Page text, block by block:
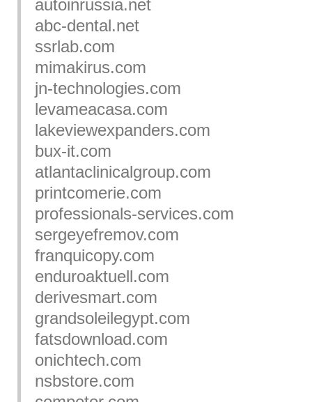
autoinrussia.net
abc-dental.net
ssrlab.com
mimakirus.com
jn-technologies.com
levameacasa.com
lakeviewexpanders.com
bux-it.com
atlantaclinicalgroup.com
printcomerie.com
professionals-services.com
sergeyefremov.com
franquicopy.com
enduroaktuell.com
derivesmart.com
grandsoleilegypt.com
fatsdownload.com
onichtech.com
nsbstore.com